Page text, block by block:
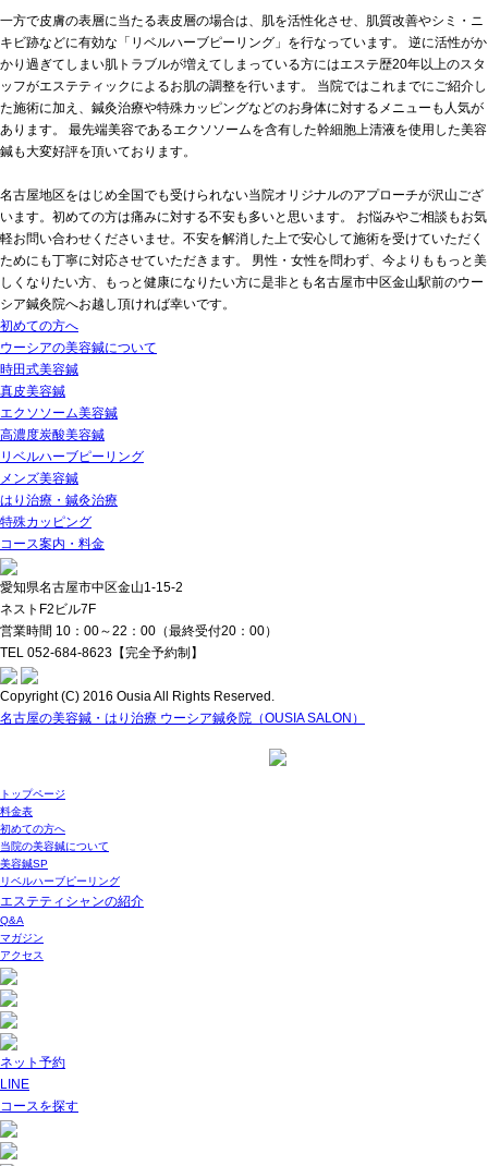
一方で皮膚の表層に当たる表皮層の場合は、肌を活性化させ、肌質改善やシミ・ニ
キビ跡などに有効な「リベルハーブピーリング」を行なっています。 逆に活性がか
かり過ぎてしまい肌トラブルが増えてしまっている方にはエステ歴20年以上のスタ
ッフがエステティックによるお肌の調整を行います。 当院ではこれまでにご紹介し
た施術に加え、鍼灸治療や特殊カッピングなどのお身体に対するメニューも人気が
あります。 最先端美容であるエクソソームを含有した幹細胞上清液を使用した美容
鍼も大変好評を頂いております。
名古屋地区をはじめ全国でも受けられない当院オリジナルのアプローチが沢山ござ
います。初めての方は痛みに対する不安も多いと思います。 お悩みやご相談もお気
軽お問い合わせくださいませ。不安を解消した上で安心して施術を受けていただく
ためにも丁寧に対応させていただきます。 男性・女性を問わず、今よりももっと美
しくなりたい方、もっと健康になりたい方に是非とも名古屋市中区金山駅前のウー
シア鍼灸院へお越し頂ければ幸いです。
初めての方へ
ウーシアの美容鍼について
時田式美容鍼
真皮美容鍼
エクソソーム美容鍼
高濃度炭酸美容鍼
リベルハーブピーリング
メンズ美容鍼
はり治療・鍼灸治療
特殊カッピング
コース案内・料金
愛知県名古屋市中区金山1-15-2
ネストF2ビル7F
営業時間 10：00～22：00（最終受付20：00）
TEL 052-684-8623 【完全予約制】
Copyright (C) 2016 Ousia All Rights Reserved.
名古屋の美容鍼・はり治療 ウーシア鍼灸院（OUSIA SALON）
トップページ
料金表
初めての方へ
当院の美容鍼について
美容鍼SP
リベルハーブピーリング
エステティシャンの紹介
Q&A
マガジン
アクセス
ネット予約
LINE
コースを探す